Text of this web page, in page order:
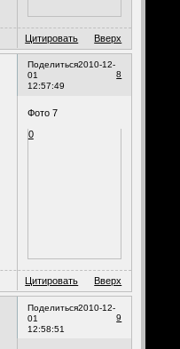
Цитировать Вверх
Поделиться
8
2010-12-
01
12:57:49
Фото 7
0
Цитировать Вверх
Поделиться
9
2010-12-
01
12:58:51